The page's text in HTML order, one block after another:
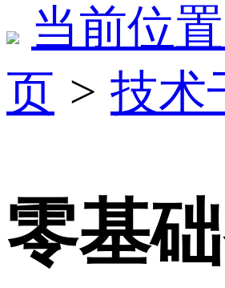
当前位置
页 > 技术
零基